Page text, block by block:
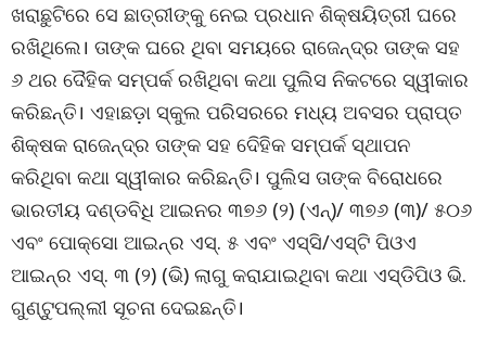
ଖରାଛୁଟିରେ ସେ ଛାତ୍ରୀଙ୍କୁ ନେଇ ପ୍ରଧାନ ଶିକ୍ଷୟିତ୍ରୀ ଘରେ
ରଖିଥିଲେ। ତାଙ୍କ ଘରେ ଥିବା ସମୟରେ ରାଜେନ୍ଦ୍ର ତାଙ୍କ ସହ
୬ ଥର ଦୈହିକ ସମ୍ପର୍କ ରଖିଥିବା କଥା ପୁଲିସ ନିକଟରେ ସ୍ୱୀକାର
କରିଛନ୍ତି। ଏହାଛଡ଼ା ସ୍କୁଲ ପରିସରରେ ମଧ୍ୟ ଅବସର ପ୍ରାପ୍ତ
ଶିକ୍ଷକ ରାଜେନ୍ଦ୍ର ତାଙ୍କ ସହ ଦେିହିକ ସମ୍ପର୍କ ସ୍ଥାପନ
କରିଥିବା କଥା ସ୍ୱୀକାର କରିଛନ୍ତି। ପୁଲିସ ତାଙ୍କ ବିରୋଧରେ
ଭାରତୀୟ ଦଣ୍ଡବିଧି ଆଇନର ୩୭୬ (୨) (ଏନ୍‌)/ ୩୭୬ (୩)/ ୫୦୬
ଏବଂ ପୋକ୍‌ସୋ ଆଇନ୍‌ର ଏସ୍‌. ୫ ଏବଂ ଏସ୍‌ସି/ଏସ୍‌ଟି ପିଓଏ
ଆଇନ୍‌ର ଏସ୍‌. ୩ (୨) (ଭି) ଲାଗୁ କରାଯାଇଥିବା କଥା ଏସ୍‌ଡିପିଓ ଭି.
ଗୁଣ୍ଟୁପଲ୍ଲୀ ସୂଚନା ଦେଇଛନ୍ତି।